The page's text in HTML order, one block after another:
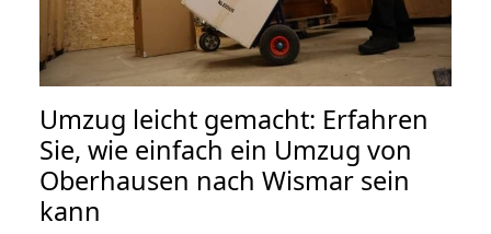
Umzug leicht gemacht: Erfahren
Sie, wie einfach ein Umzug von
Oberhausen nach Wismar sein
kann